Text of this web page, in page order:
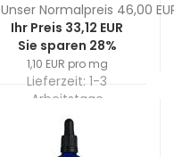
Unser Normalpreis 46,00
Ihr Preis 33,12 EUR
Sie sparen 28%
1,10 EUR pro mg
Lieferzeit: 1-3
Arbeitstage